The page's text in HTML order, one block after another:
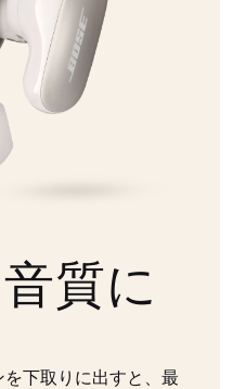
質に
を下取りに出すと、最